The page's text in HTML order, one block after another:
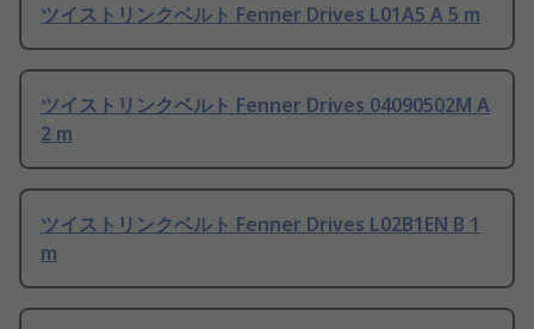
ツイストリンクベルト Fenner Drives L01A5 A 5 m
ツイストリンクベルト Fenner Drives 04090502M A
2 m
ツイストリンクベルト Fenner Drives L02B1EN B 1
m